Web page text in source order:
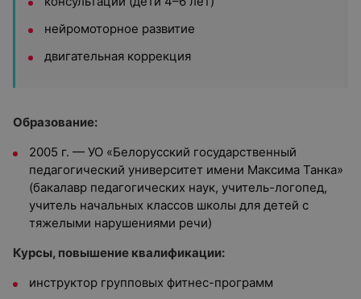
нейромоторное развитие
двигательная коррекция
Образование:
2005 г. — УО «Белорусский государственный
педагогический университет имени Максима Танка»
(бакалавр педагогических наук, учитель-логопед,
учитель начальных классов школы для детей с
тяжелыми нарушениями речи)
Курсы, повышение квалификации:
инструктор групповых фитнес-программ